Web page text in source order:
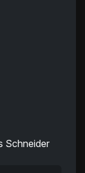
Schneider